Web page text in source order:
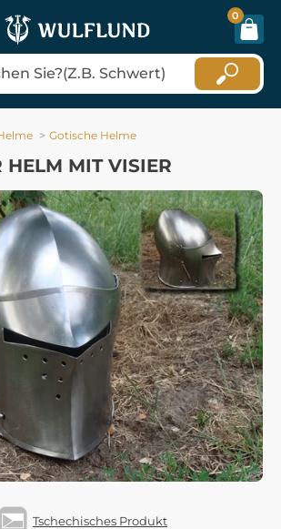
0
Gotische Helme
HELM MIT VISIER
Tschechisches Produkt